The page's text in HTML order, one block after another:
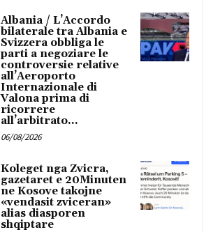
Albania / L’Accordo
bilaterale tra Albania e
Svizzera obbliga le
parti a negoziare le
controversie relative
all’Aeroporto
Internazionale di
Valona prima di
ricorrere
all’arbitrato...
06/08/2026
Koleget nga Zvicra,
gazetaret e 20Minuten
ne Kosove takojne
«vendasit zviceran»
alias diasporen
shqiptare